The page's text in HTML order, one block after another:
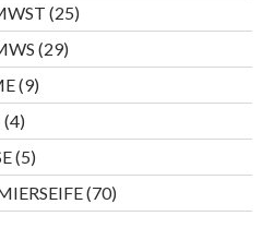
2525
Produkte
2929
Produkte
99
Produkte
44
Produkte
55
Produkte
7070
Produkte